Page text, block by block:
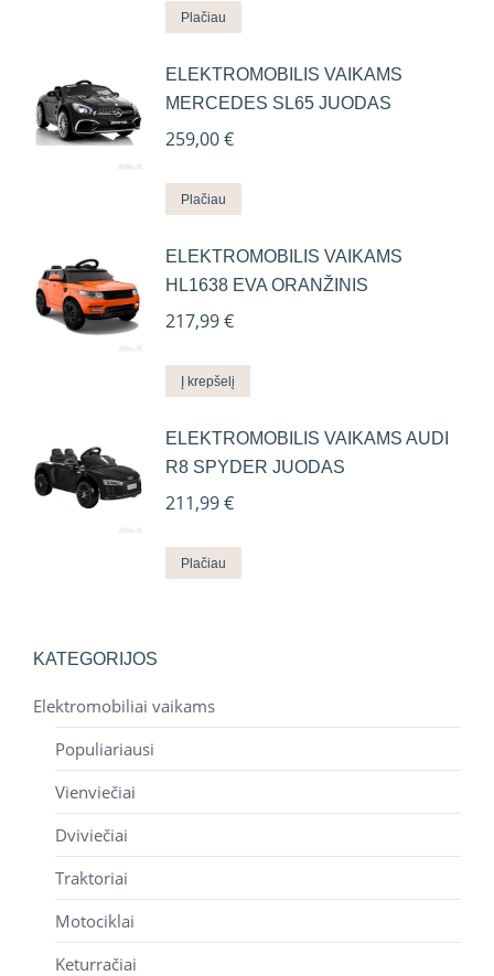
Plačiau
ELEKTROMOBILIS VAIKAMS
MERCEDES SL65 JUODAS
259,00€
Plačiau
ELEKTROMOBILIS VAIKAMS
HL1638 EVA ORANŽINIS
217,99€
Į krepšelį
ELEKTROMOBILIS VAIKAMS AUDI
R8 SPYDER JUODAS
211,99€
Plačiau
KATEGORIJOS
Elektromobiliai vaikams
Populiariausi
Vienviečiai
Dviviečiai
Traktoriai
Motociklai
Keturračiai